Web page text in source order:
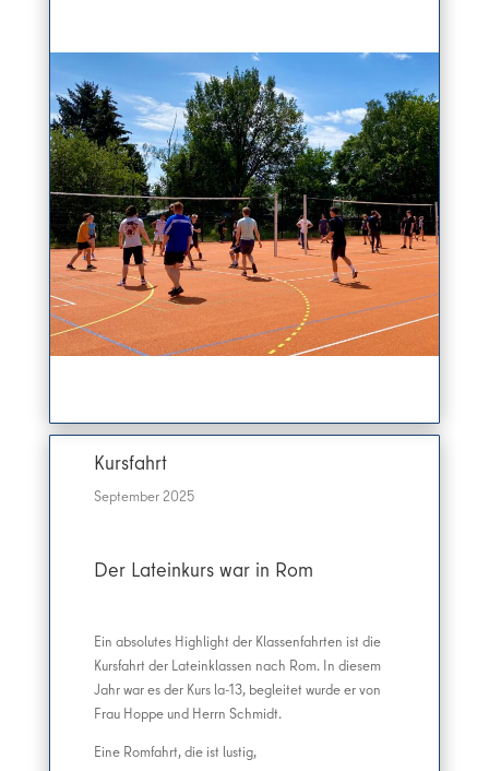
Kursfahrt
September 2025
Der Lateinkurs war in Rom
Ein absolutes Highlight der Klassenfahrten ist die
Kursfahrt der Lateinklassen nach Rom. In diesem
Jahr war es der Kurs la-13, begleitet wurde er von
Frau Hoppe und Herrn Schmidt.
Eine Romfahrt, die ist lustig,